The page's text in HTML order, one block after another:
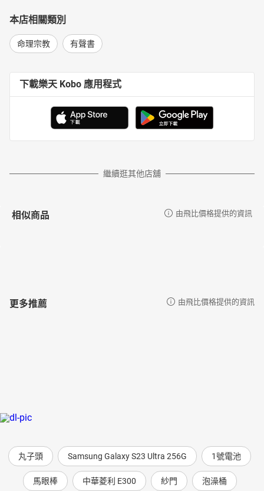
講。十四歲起，就廣受各方邀請，在印度的大學巡迴講授梵文哲學
經典。
斯瓦米韋達先後獲得倫敦文學學士、倫敦文學碩士、荷蘭文學博士
對世界各個主要宗教的歷史根源和教義，均有相當程度的研究，熟
稔十七種語言，擅長引導不同信仰以及沒有宗教信仰的人們體驗靜
1981年，斯瓦米韋達接過上師斯瓦米拉瑪（Swami Rama）的衣
缽，成為北印度瑞斯凱詩（Rishikesh）道場的負責人。
Sadhaka Grama），接引來自世界各地的瑜伽學生。
作，在神經生理學領域進行了大量實驗。
經白話講解．行門篇》、《夜行的鳥》、《瑜伽就是心靈修行》、
解．獨存篇》、《瑜伽經白話講解．必普提篇》、《瑜伽經白話講
解．行門篇》、《瑜伽經白話講解．三摩地篇》、《心靈瑜伽》、
的覺知──呼吸之間》。著有《去印度的幸福日記》（台灣明名文化
出版）。
【朗讀者介紹】
本店相關類別
命理宗教 有聲書
下載樂天 Kobo 應用程式
繼續逛其他店舖
相似商品 由飛比價格提供的資訊
更多推薦 由飛比價格提供的資訊
丸子頭 Samsung Galaxy S23 Ultra 256G 1號電池
馬眼棒 中華菱利 E300 紗門 泡澡桶